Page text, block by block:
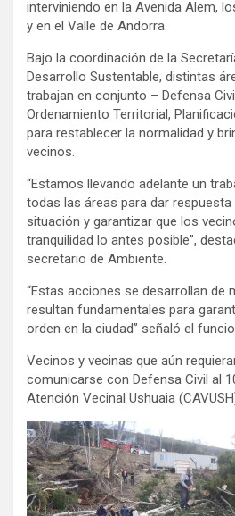
interviniendo en la Avenida Alem,
y en el Valle de Andorra.
Bajo la coordinación de la
Desarrollo Sustentable, distintas
trabajan en conjunto – Defensa
Ordenamiento Territorial,
para restablecer la normalidad y
vecinos.
“Estamos llevando adelante un
todas las áreas para dar respuesta
situación y garantizar que los
tranquilidad lo antes posible”,
secretario de Ambiente.
“Estas acciones se desarrollan de
resultan fundamentales para
orden en la ciudad” señaló el
Vecinos y vecinas que aún
comunicarse con Defensa Civil al
Atención Vecinal Ushuaia